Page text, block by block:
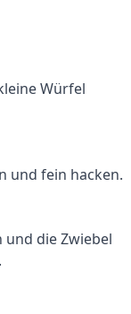
Würfel
und fein hacken.
die Zwiebel